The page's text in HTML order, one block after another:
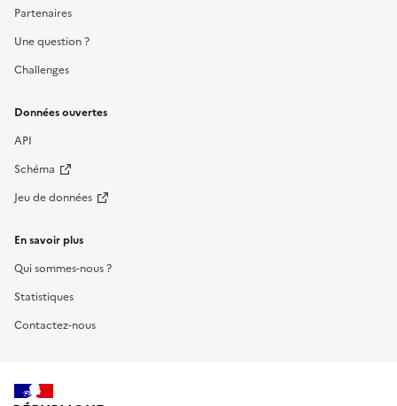
Partenaires
Une question ?
Challenges
Données ouvertes
API
Schéma
Jeu de données
En savoir plus
Qui sommes-nous ?
Statistiques
Contactez-nous